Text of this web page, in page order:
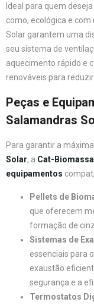
Ideal para quem
como, ecológica e
Solar garantem uma
seu sistema de
aquecimento rápido e
renováveis para
Peças e
Salamandras
Para garantir a
Solar, a Cat-Biomassa
equipamentos
Pellets de
que oferecem
formação de
Sistemas de
essenciais para
exaustão
segurança e a
Termostatos